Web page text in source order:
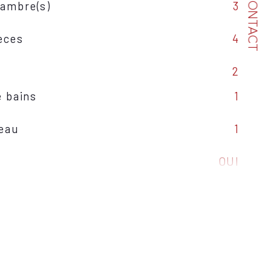
CONTACT
3
4
2
bains
1
1
OUI